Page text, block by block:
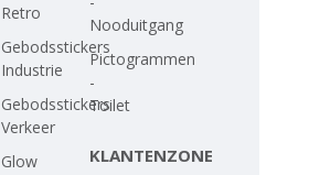
Retro
Gebodsstickers
Industrie
Gebodsstickers
Verkeer
Glow
Nooduitgang
Pictogrammen
-
Toilet
KLANTENZONE